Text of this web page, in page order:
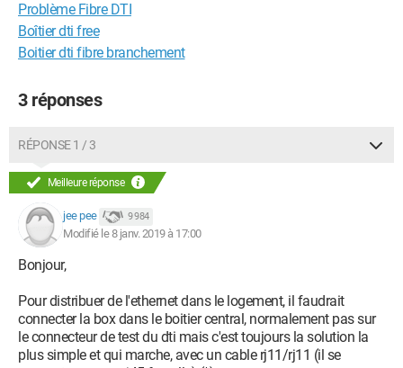
Seulement, ma configuration ne ressemble jamais à ce que je
trouve dans les tutos, il y a toujours un détail qui change.
qui arrive dans le boîtier et qui me propose des embouts RJ45,
que je peux brancher sur la prise que je veux afin de desservir
la pièce correspondante, mais pas directement sur ma
Livebox :
Problème Fibre DTI
Boîtier dti free
Boitier dti fibre branchement
3 réponses
RÉPONSE 1 / 3
Meilleure réponse
jee pee 9 984
Modifié le 8 janv. 2019 à 17:00
Bonjour,
Pour distribuer de l'ethernet dans le logement, il faudrait
connecter la box dans le boitier central, normalement pas sur
le connecteur de test du dti mais c'est toujours la solution la
plus simple et qui marche, avec un cable rj11/rj11 (il se